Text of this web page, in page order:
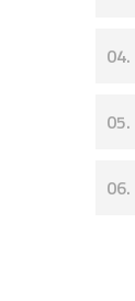
04.
05.
06.